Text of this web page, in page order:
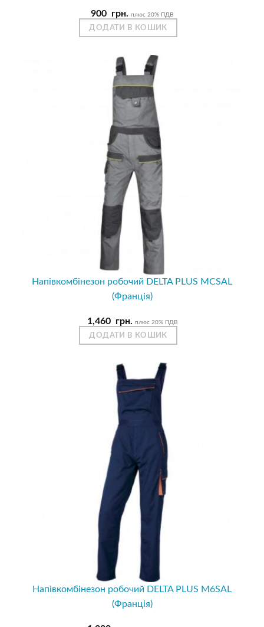
900 грн. плюс 20% ПДВ
ДОДАТИ В КОШИК
Напівкомбінезон робочий DELTA PLUS MCSAL
(Франція)
1,460 грн. плюс 20% ПДВ
ДОДАТИ В КОШИК
Напівкомбінезон робочий DELTA PLUS M6SAL
(Франція)